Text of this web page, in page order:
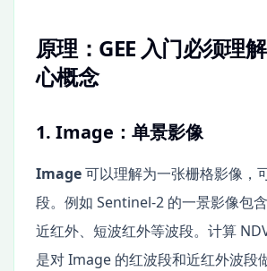
原理：GEE 入门必须理
心概念
1. Image：单景影像
Image可以理解为一张栅格影像，
段。例如 Sentinel-2 的一景影像包含
近红外、短波红外等波段。计算
是对 Image 的红波段和近红外波段